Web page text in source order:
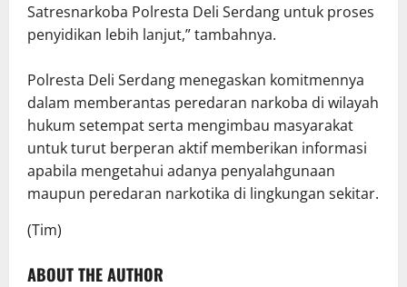
Satresnarkoba Polresta Deli Serdang untuk proses
penyidikan lebih lanjut,” tambahnya.
Polresta Deli Serdang menegaskan komitmennya
dalam memberantas peredaran narkoba di wilayah
hukum setempat serta mengimbau masyarakat
untuk turut berperan aktif memberikan informasi
apabila mengetahui adanya penyalahgunaan
maupun peredaran narkotika di lingkungan sekitar.
(Tim)
ABOUT THE AUTHOR